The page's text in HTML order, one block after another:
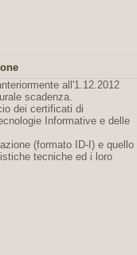
all'1.12.2012
scadenza.
dei certificati di
Informative e delle
(formato ID-I) e quello
tecniche ed i loro